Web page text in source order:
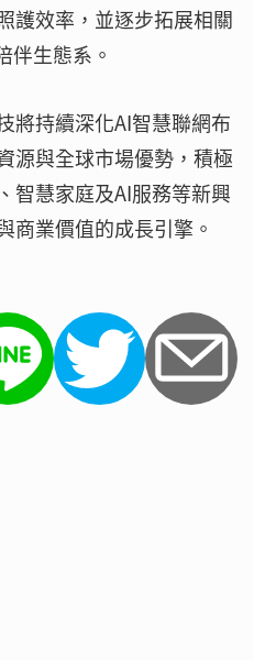
護效率，並逐步拓展相關
伴生態系。
將持續深化AI智慧聯網布
源與全球市場優勢，積極
智慧家庭及AI服務等新興
商業價值的成長引擎。